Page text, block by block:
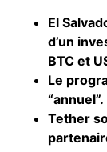
El
d’un
BTC et
Le
“annuel”.
Tether